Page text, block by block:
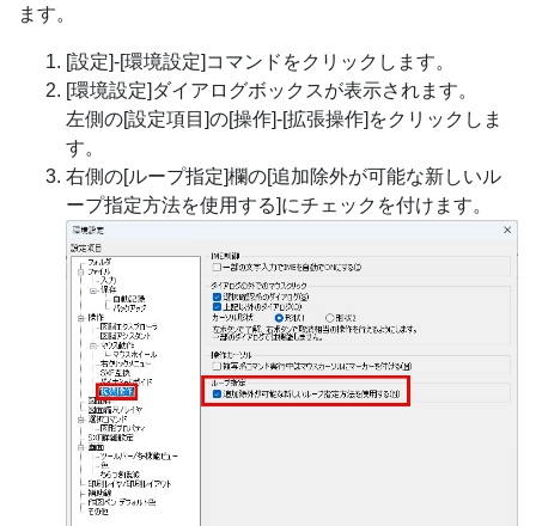
ます。
[設定]-[環境設定]コマンドをクリックします。
[環境設定]ダイアログボックスが表示されます。
左側の[設定項目]の[操作]-[拡張操作]をクリックしま
す。
右側の[ループ指定]欄の[追加除外が可能な新しいル
ープ指定方法を使用する]にチェックを付けます。